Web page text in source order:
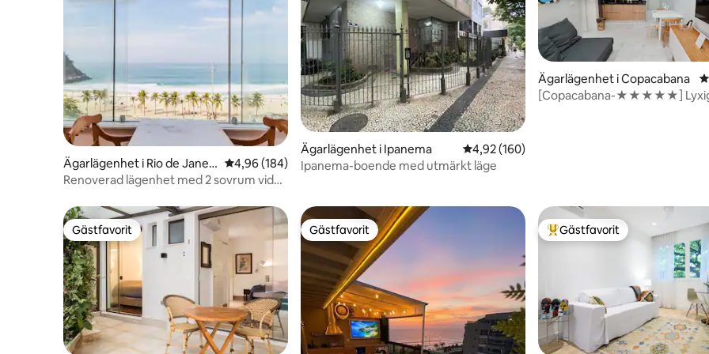
Ägarlägenhet i Rio de Janeir
o
4,96 av 5 i genomsnittligt betyg, 184 omdömen
4,96 (184)
Renoverad lägenhet med 2 sovrum vid
Ägarlägenhet i Ipanema 4,92 av 5 i genomsnittligt betyg, 160
4,92 (160)
Ipanema-boende med utmärkt läge
Ägarlägenhet i Copacabana
[Copacabana-★★★★★]
Gästfavorit
Gästfavorit Gästfavorit
Gästfavorit Populär gästfavorit
Gästfavorit